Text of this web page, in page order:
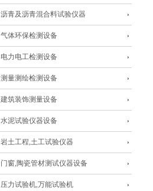
沥青及沥青混合料试验仪器
气体环保检测设备
电力电工检测设备
测量测绘检测设备
建筑装饰测量设备
水泥试验仪器设备
岩土工程,土工试验仪器
门窗,陶瓷管材测试仪器设备
压力试验机,万能试验机